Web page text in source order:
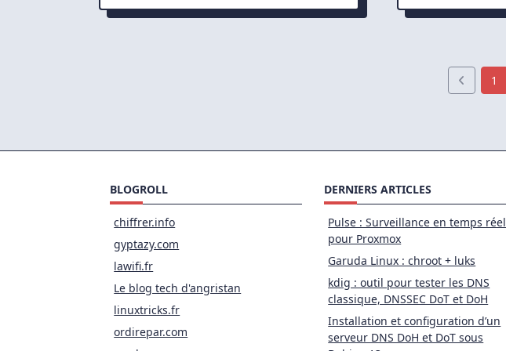
1
BLOGROLL
chiffrer.info
gyptazy.com
lawifi.fr
Le blog tech d'angristan
linuxtricks.fr
ordirepar.com
DERNIERS ARTICLES
Pulse : Surveillance en temps réel
pour Proxmox
Garuda Linux : chroot + luks
kdig : outil pour tester les DNS
classique, DNSSEC DoT et DoH
Installation et configuration d’un
serveur DNS DoH et DoT sous